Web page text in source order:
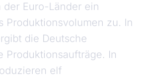
der Euro-Länder ein
Produktionsvolumen zu. In
die Deutsche
Produktionsaufträge. In
elf